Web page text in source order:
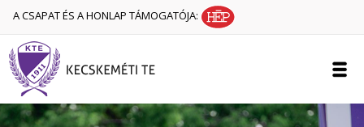
A CSAPAT ÉS A HONLAP TÁMOGATÓJA: